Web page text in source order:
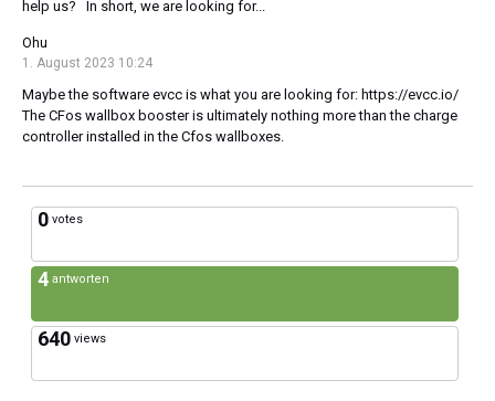
help us? In short, we are looking for...
Ohu
1. August 2023 10:24
Maybe the software evcc is what you are looking for: https://evcc.io/
The CFos wallbox booster is ultimately nothing more than the charge
controller installed in the Cfos wallboxes.
0 votes
4 antworten
640 views